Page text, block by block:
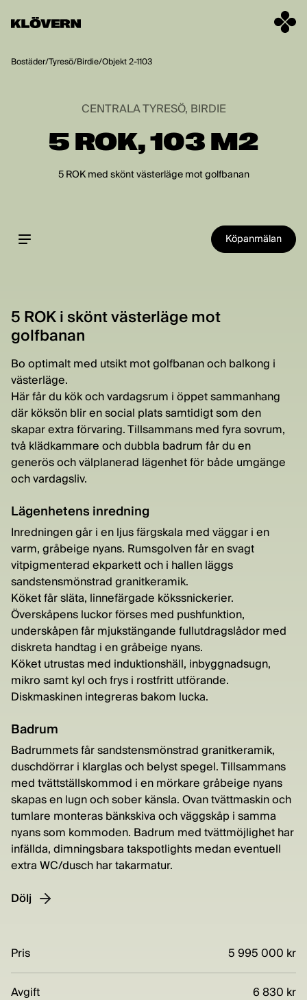
Bostäder/Tyresö/Birdie/Objekt 2-1103
CENTRALA TYRESÖ, BIRDIE
5 ROK, 103 M2
5 ROK med skönt västerläge mot golfbanan
Köpanmälan
5 ROK i skönt västerläge mot
golfbanan
Bo optimalt med utsikt mot golfbanan och balkong i
västerläge.
Här får du kök och vardagsrum i öppet sammanhang
där köksön blir en social plats samtidigt som den
skapar extra förvaring. Tillsammans med fyra sovrum,
två klädkammare och dubbla badrum får du en
generös och välplanerad lägenhet för både umgänge
och vardagsliv.
Lägenhetens inredning
Inredningen går i en ljus färgskala med väggar i en
varm, gråbeige nyans. Rumsgolven får en svagt
vitpigmenterad ekparkett och i hallen läggs
sandstensmönstrad granitkeramik.
Köket får släta, linnefärgade kökssnickerier.
Överskåpens luckor förses med pushfunktion,
underskåpen får mjukstängande fullutdragslådor med
diskreta handtag i en gråbeige nyans.
Köket utrustas med induktionshäll, inbyggnadsugn,
mikro samt kyl och frys i rostfritt utförande.
Diskmaskinen integreras bakom lucka.
Badrum
Badrummets får sandstensmönstrad granitkeramik,
duschdörrar i klarglas och belyst spegel. Tillsammans
med tvättställskommod i en mörkare gråbeige nyans
skapas en lugn och sober känsla. Ovan tvättmaskin och
tumlare monteras bänkskiva och väggskåp i samma
nyans som kommoden. Badrum med tvättmöjlighet har
infällda, dimningsbara takspotlights medan eventuell
extra WC/dusch har takarmatur.
Dölj
Pris 5 995 000 kr
Avgift 6 830 kr